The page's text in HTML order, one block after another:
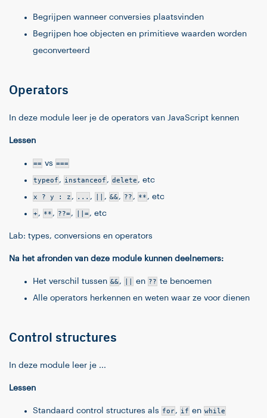
Begrijpen wanneer conversies plaatsvinden
Begrijpen hoe objecten en primitieve waarden worden
geconverteerd
Operators
In deze module leer je de operators van JavaScript kennen
Lessen
== vs ===
typeof , instanceof , delete , etc
x ? y : z , ... , , &&, ?? , ** , etc
+, ** , ??=, ||=, etc
Lab: types, conversions en operators
Na het afronden van deze module kunnen deelnemers:
Het verschil tussen &&, en ?? te benoemen
Alle operators herkennen en weten waar ze voor dienen
Control structures
In deze module leer je ...
Lessen
Standaard control structures als for, if en while